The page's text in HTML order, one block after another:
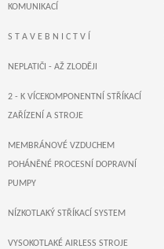
KOMUNIKACÍ
S T A V E B N I C T V Í
NEPLATIČI - AŽ ZLODĚJI
2 - K VÍCEKOMPONENTNÍ STŘÍKACÍ
ZAŘÍZENÍ A STROJE
MEMBRÁNOVÉ VZDUCHEM
POHÁNĚNÉ PROCESNÍ DOPRAVNÍ
PUMPY
NÍZKOTLAKÝ STŘÍKACÍ SYSTEM
VYSOKOTLAKÉ AIRLESS STROJE